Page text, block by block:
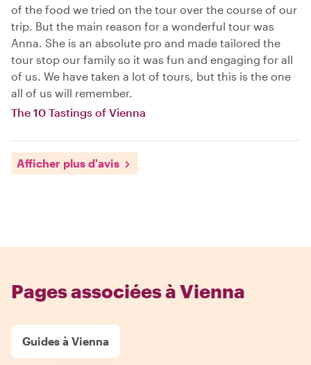
of the food we tried on the tour over the course of our
trip. But the main reason for a wonderful tour was
Anna. She is an absolute pro and made tailored the
tour stop our family so it was fun and engaging for all
of us. We have taken a lot of tours, but this is the one
all of us will remember.
The 10 Tastings of Vienna
Afficher plus d'avis
Pages associées à Vienna
Guides à Vienna